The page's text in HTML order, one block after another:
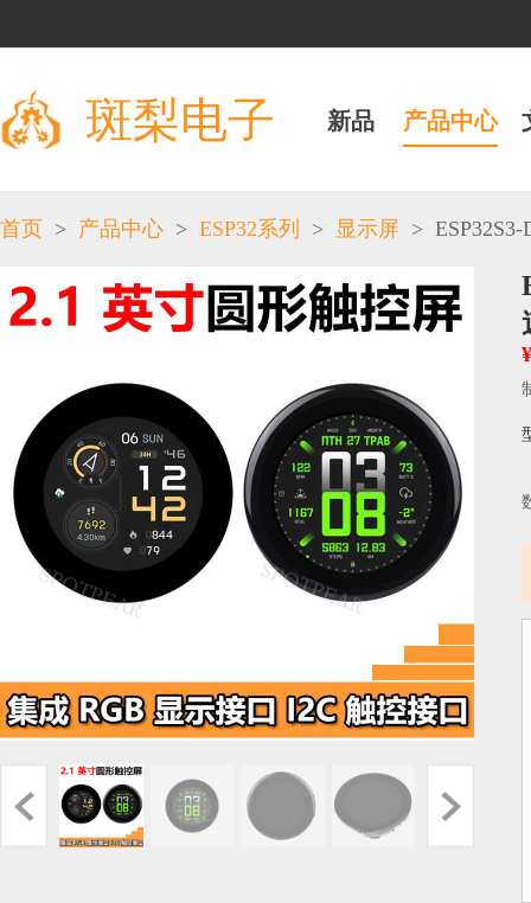
斑梨电子 新品 产品中心
首页 > 产品中心 > ESP32系列 > 显示屏 > ESP32S3-